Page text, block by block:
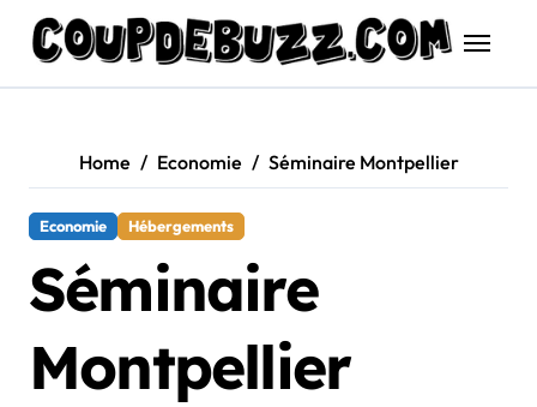
content
Home Economie Séminaire Montpellier
Economie Hébergements
Séminaire
Montpellier